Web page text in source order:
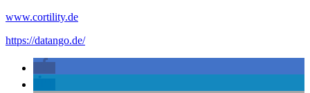
www.cortility.de
https://datango.de/